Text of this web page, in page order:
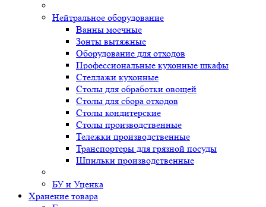
Нейтральное оборудование
Ванны моечные
Зонты вытяжные
Оборудование для отходов
Профессиональные кухонные шкафы
Стеллажи кухонные
Столы для обработки овощей
Столы для сбора отходов
Столы кондитерские
Столы производственные
Тележки производственные
Транспортеры для грязной посуды
Шпильки производственные
БУ и Уценка
Хранение товара